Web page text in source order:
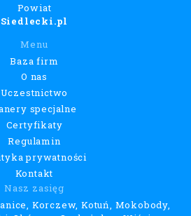
Powiat
Siedlecki.pl
Menu
Baza firm
O nas
Uczestnictwo
specjalne
Certyfikaty
Regulamin
prywatności
Kontakt
Nasz zasięg
Korczew, Kotuń, Mokobody,